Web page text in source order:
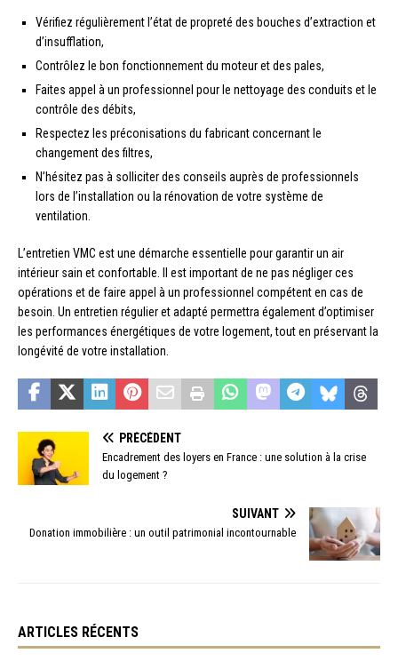
Vérifiez régulièrement l’état de propreté des bouches d’extraction et
d’insufflation,
Contrôlez le bon fonctionnement du moteur et des pales,
Faites appel à un professionnel pour le nettoyage des conduits et le
contrôle des débits,
Respectez les préconisations du fabricant concernant le
changement des filtres,
N’hésitez pas à solliciter des conseils auprès de professionnels
lors de l’installation ou la rénovation de votre système de
ventilation.
L’entretien VMC est une démarche essentielle pour garantir un air
intérieur sain et confortable. Il est important de ne pas négliger ces
opérations et de faire appel à un professionnel compétent en cas de
besoin. Un entretien régulier et adapté permettra également d’optimiser
les performances énergétiques de votre logement, tout en préservant la
longévité de votre installation.
PRÉCÉDENT
Encadrement des loyers en France : une solution à la crise
du logement ?
SUIVANT
Donation immobilière : un outil patrimonial incontournable
ARTICLES RÉCENTS